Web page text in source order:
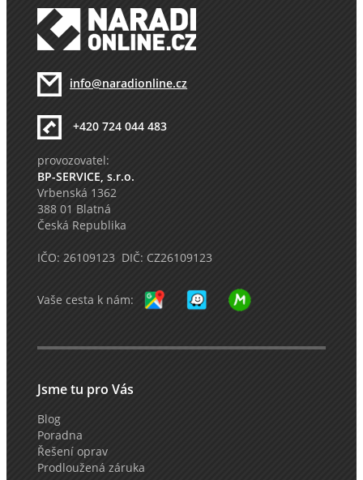
info@naradionline.cz
+420 724 044 483
provozovatel:
BP-SERVICE, s.r.o.
Vrbenská 1362
388 01 Blatná
Česká Republika
IČO: 26109123 DIČ: CZ26109123
Vaše cesta k nám:
Jsme tu pro Vás
Blog
Poradna
Řešení oprav
Prodloužená záruka